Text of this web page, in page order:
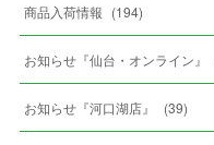
商品入荷情報 (194)
お知らせ『仙台・オンライン』
お知らせ『河口湖店』 (39)